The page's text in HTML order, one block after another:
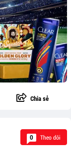
Chia sẻ
0 Theo dõi